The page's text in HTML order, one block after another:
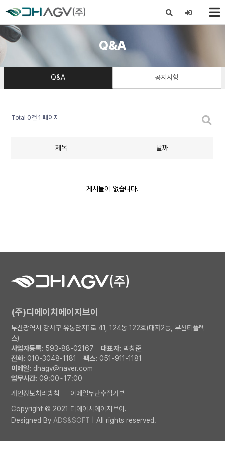
Q&A
Q&A 공지사항
Total 0건 1 페이지
제목 날짜
게시물이 없습니다.
(주)디에이치에이지브이
부산광역시 강서구 유통단지1로 41, 124동 122호(대저2동, 부산티플렉
스)
사업자등록: 593-88-02167 대표자: 박창준
전화: 010-3048-1181 팩스: 051-911-1181
이메일: dhagv@naver.com
업무시간: 09:00~17:00
개인정보처리방침
이메일무단수집거부
Copyright © 2021 디에이치에이지브이.
Designed By ADS&SOFT | All rights reserved.